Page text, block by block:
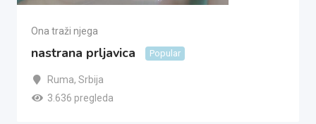
Ona traži njega
nastrana prljavica Popular
Ruma, Srbija
3.636 pregleda